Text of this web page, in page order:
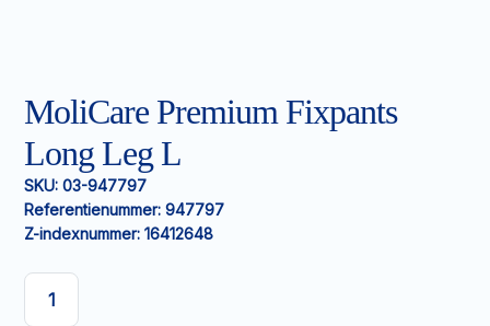
MoliCare Premium Fixpants
Long Leg L
SKU: 03-947797
Referentienummer: 947797
Z-indexnummer: 16412648
MoliCare